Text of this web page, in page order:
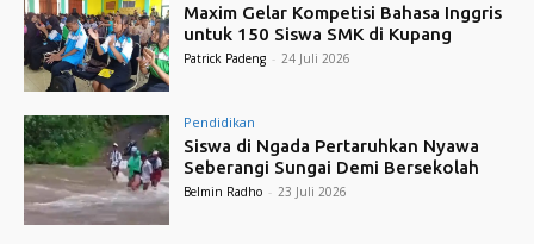
Maxim Gelar Kompetisi Bahasa Inggris
untuk 150 Siswa SMK di Kupang
Patrick Padeng - 24 Juli 2026
Pendidikan
Siswa di Ngada Pertaruhkan Nyawa
Seberangi Sungai Demi Bersekolah
Belmin Radho - 23 Juli 2026